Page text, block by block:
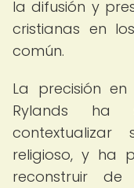
la difusión y
cristianas en
común.
La precisión
Rylands ha
religioso, y ha
reconstruir